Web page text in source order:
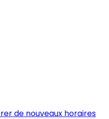
de nouveaux horaires